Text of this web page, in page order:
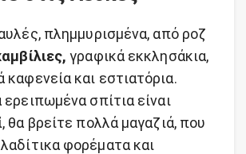
πλημμυρισμένα, από ροζ
γραφικά εκκλησάκια,
και εστιατόρια.
σπίτια είναι
θα βρείτε πολλά μαγαζιά, που
φορέματα και